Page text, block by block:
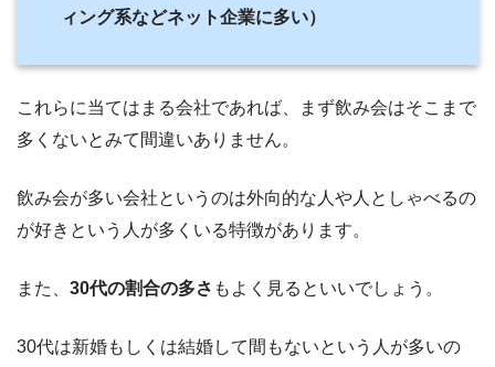
ィング系などネット企業に多い）
これらに当てはまる会社であれば、まず飲み会はそこまで
多くないとみて間違いありません。
飲み会が多い会社というのは外向的な人や人としゃべるの
が好きという人が多くいる特徴があります。
また、 30代の割合の多さ もよく見るといいでしょう。
30代は新婚もしくは結婚して間もないという人が多いの